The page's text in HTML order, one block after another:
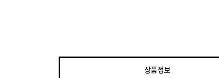
상품정보